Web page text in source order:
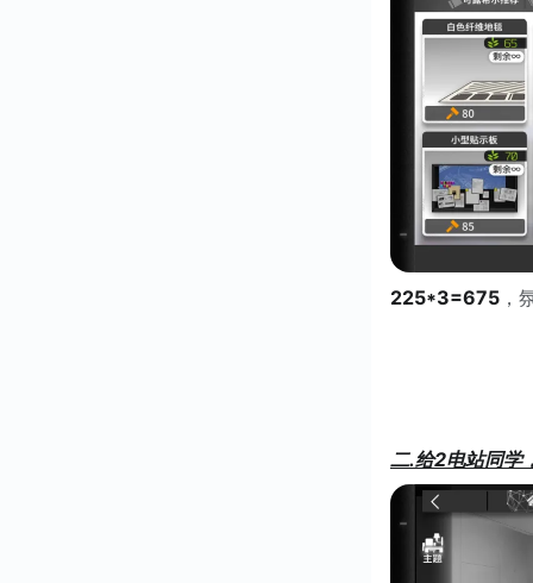
225*3=675 ，
二.给2电站同